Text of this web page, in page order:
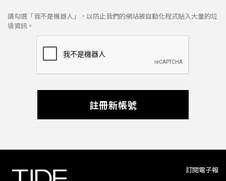
請勾選「我不是機器人」，以防止我們的網站被自動化程式貼入大量的垃
圾資訊。
註冊新帳號
訂閱電子報